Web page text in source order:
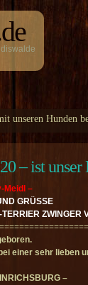
unseren Hunden
– ist
Meidl –
GRÜSSE
ZWINGER
einer sehr
–